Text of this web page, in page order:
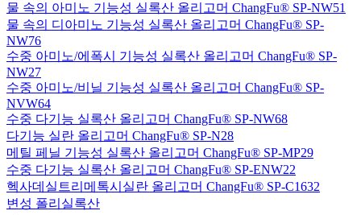
물 속의 아미노 기능성 실록산 올리고머 ChangFu® SP-NW51
물 속의 디아미노 기능성 실록산 올리고머 ChangFu® SP-
NW76
수중 아미노/에폭시 기능성 실록산 올리고머 ChangFu® SP-
NW27
수중 아미노/비닐 기능성 실록산 올리고머 ChangFu® SP-
NVW64
수중 다기능 실록산 올리고머 ChangFu® SP-NW68
다기능 실란 올리고머 ChangFu® SP-N28
메틸 페닐 기능성 실록산 올리고머 ChangFu® SP-MP29
수중 다기능 실록산 올리고머 ChangFu® SP-ENW22
헥사데실트리메톡시실란 올리고머 ChangFu® SP-C1632
변성 폴리실록산